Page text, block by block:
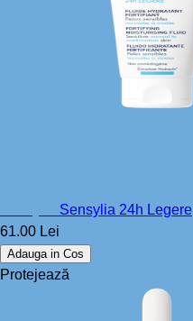
Sensylia 24h Legere
61.00 Lei
Adauga in Cos
Protejează